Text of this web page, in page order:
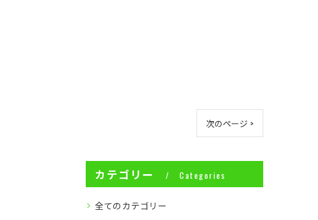
次のページ >
カテゴリー Categories
全てのカテゴリー